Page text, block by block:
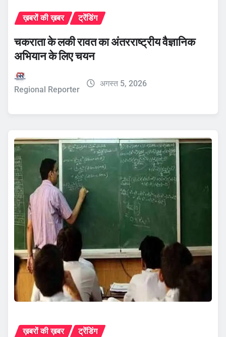
ख़बरों की ख़बर ट्रेंडिंग
चकराता के लकी रावत का अंतरराष्ट्रीय वैज्ञानिक
अभियान के लिए चयन
Regional Reporter
अगस्त 5, 2026
ख़बरों की ख़बर ट्रेंडिंग